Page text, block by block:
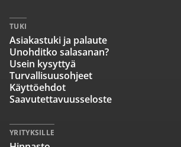
TUKI
Asiakastuki ja palaute
Unohditko salasanan?
Usein kysyttyä
Turvallisuusohjeet
Käyttöehdot
Saavutettavuusseloste
YRITYKSILLE